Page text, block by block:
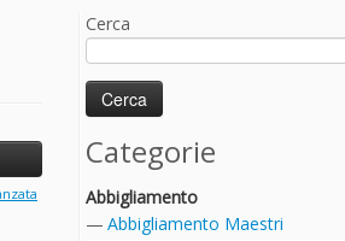
Cerca
Categorie
Abbigliamento
Abbigliamento Maestri